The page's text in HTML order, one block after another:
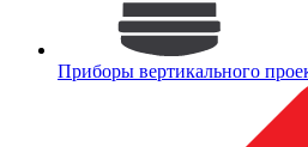
Приборы вертикального